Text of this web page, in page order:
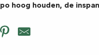
hoog houden, de